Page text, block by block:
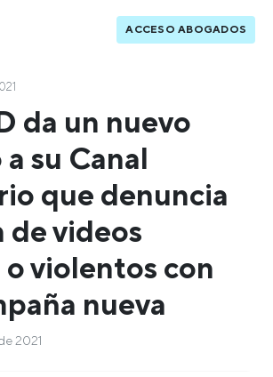
ACCESO ABOGADOS
da un nuevo
su Canal
que denuncia
videos
o violentos con
nueva
2021